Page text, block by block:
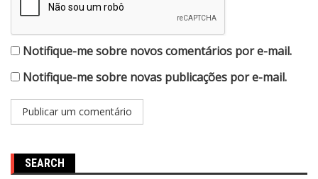
Notifique-me sobre novos comentários por e-mail.
Notifique-me sobre novas publicações por e-mail.
SEARCH